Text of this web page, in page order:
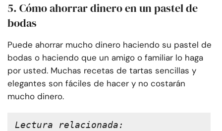
5. Cómo ahorrar dinero en un pastel de
bodas
Puede ahorrar mucho dinero haciendo su pastel de
bodas o haciendo que un amigo o familiar lo haga
por usted. Muchas recetas de tartas sencillas y
elegantes son fáciles de hacer y no costarán
mucho dinero.
Lectura relacionada: